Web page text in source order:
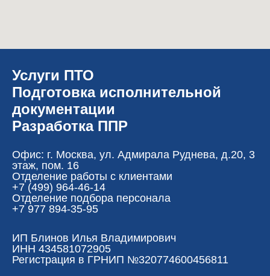
Услуги ПТО
Подготовка исполнительной
документации
Разработка ППР
Офис: г. Москва, ул. Адмирала Руднева, д.20, 3
этаж, пом. 16
Отделение работы с клиентами
+7 (499) 964-46-14‬
Отделение подбора персонала
+7 977 894-35-95
ИП Блинов Илья Владимирович
ИНН 434581072905
Регистрация в ГРНИП №320774600456811